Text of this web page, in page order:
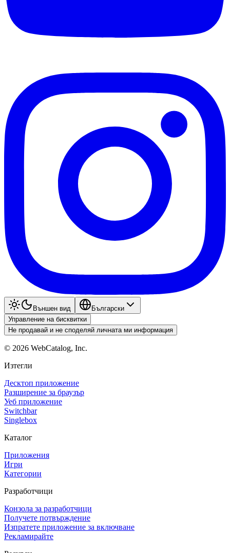
Външен вид
Български
Управление на бисквитки
Не продавай и не споделяй личната ми информация
© 2026 WebCatalog, Inc.
Изтегли
Десктоп приложение
Разширение за браузър
Уеб приложение
Switchbar
Singlebox
Каталог
Приложения
Игри
Категории
Разработчици
Конзола за разработчици
Получете потвърждение
Изпратете приложение за включване
Рекламирайте